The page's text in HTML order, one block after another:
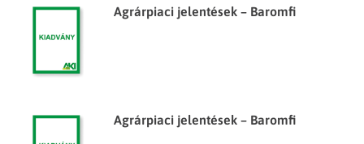
Agrárpiaci jelentések – Baromfi
Agrárpiaci jelentések – Baromfi